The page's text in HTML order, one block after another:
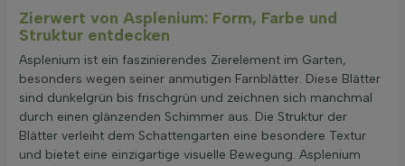
Zierwert von Asplenium: Form, Farbe und
Struktur entdecken
Asplenium ist ein faszinierendes Zierelement im Garten,
besonders wegen seiner anmutigen Farnblätter. Diese Blätter
sind dunkelgrün bis frischgrün und zeichnen sich manchmal
durch einen glänzenden Schimmer aus. Die Struktur der
Blätter verleiht dem Schattengarten eine besondere Textur
und bietet eine einzigartige visuelle Bewegung. Asplenium